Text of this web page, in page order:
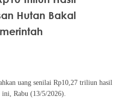
Hutan Bakal
uang senilai Rp10,27 triliun hasil
ini, Rabu (13/5/2026).